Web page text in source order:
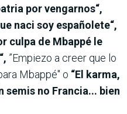
por vengarnos“,
naci soy españolete“,
culpa de Mbappé le
”Empiezo a creer que lo
Mbappé" o “El karma,
semis no Francia... bien